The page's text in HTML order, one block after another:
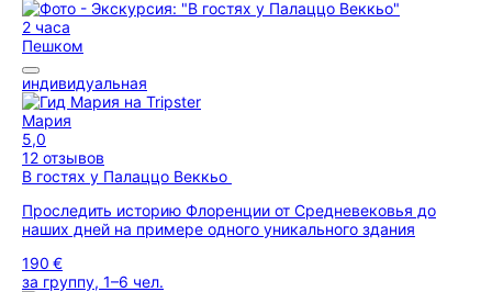
2 часа
Пешком
индивидуальная
Мария
5,0
12 отзывов
В гостях у Палаццо Веккьо
Проследить историю Флоренции от Средневековья до
наших дней на примере одного уникального здания
190 €
за группу, 1–6 чел.